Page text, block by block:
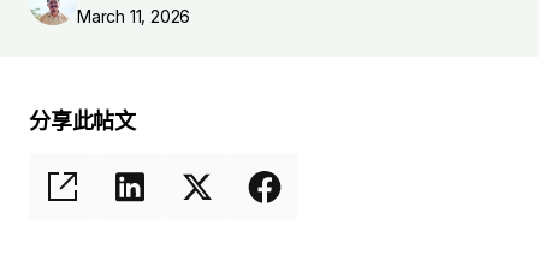
March 11, 2026
分享此帖文